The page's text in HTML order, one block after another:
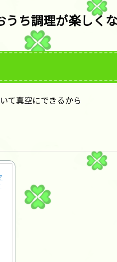
ち調理が楽しく
て真空にできるから